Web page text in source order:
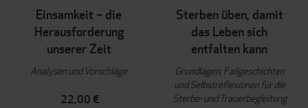
Einsamkeit – die
Herausforderung
unserer Zeit
Analysen und Vorschläge
22,00 €
Sterben üben, damit
das Leben sich
entfalten kann
Grundlagen, Fallgeschichten
und Selbstreflexionen für die
Sterbe- und Trauerbegleitung